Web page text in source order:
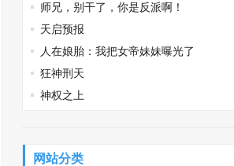
师兄，别干了，你是反派啊！
天启预报
人在娘胎：我把女帝妹妹曝光了
狂神刑天
神权之上
网站分类